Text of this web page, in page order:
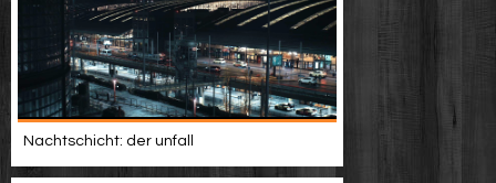
Nachtschicht: der unfall